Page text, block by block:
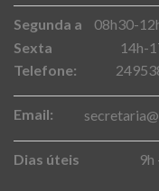
Segunda a
Sexta
08h30-
14h-
Telefone:
Email:
Dias úteis 9h